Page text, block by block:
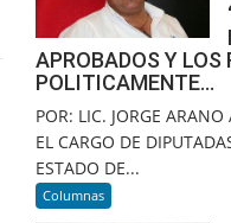
APROBADOS Y LOS
POLITICAMENTE…
POR: LIC. JORGE
EL CARGO DE
ESTADO DE...
Columnas